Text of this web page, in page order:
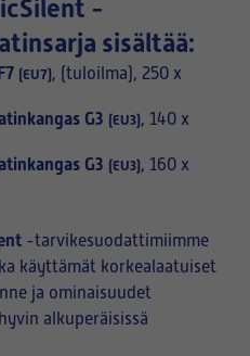
-
sisältää:
(EU7), (tuloilma), 250 x
G3 (EU3), 140 x
G3 (EU3), 160 x
-tarvikesuodattimiimme
käyttämät korkealaatuiset
ja ominaisuudet
alkuperäisissä